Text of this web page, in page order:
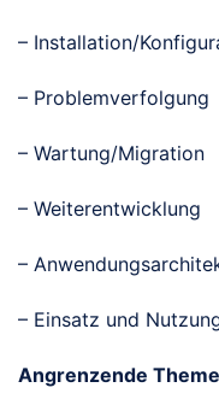
– Installation/
– Problemverfolgung
– Wartung/Migration
– Weiterentwicklung
–
– Einsatz und
Angrenzende